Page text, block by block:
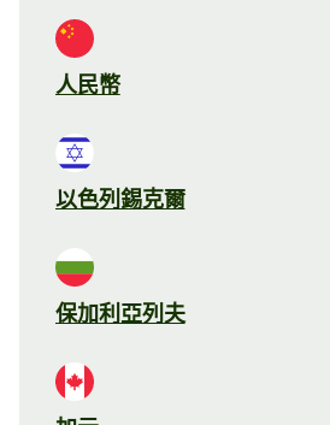
人民幣
以色列錫克爾
保加利亞列夫